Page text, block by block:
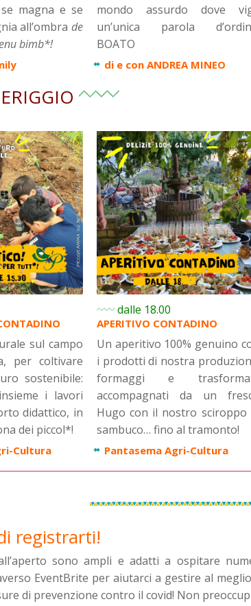
magna e se
all’ombra de
bimb*!
mondo assurdo dove
un’unica parola
BOATO
di e con ANDREA MINEO
sul campo
per coltivare
sostenibile:
i lavori
didattico, in
dei piccol*!
Cultura
dalle 18.00
APERITIVO CONTADINO
Un aperitivo 100% genuino
i prodotti di nostra
formaggi e
accompagnati da un
Hugo con il nostro sciroppo
sambuco… fino al tramonto!
Pantasema Agri-Cultura
registrarti!
sono ampli e adatti a ospitare
EventBrite per aiutarci a gestire al
di prevenzione contro il covid! Non